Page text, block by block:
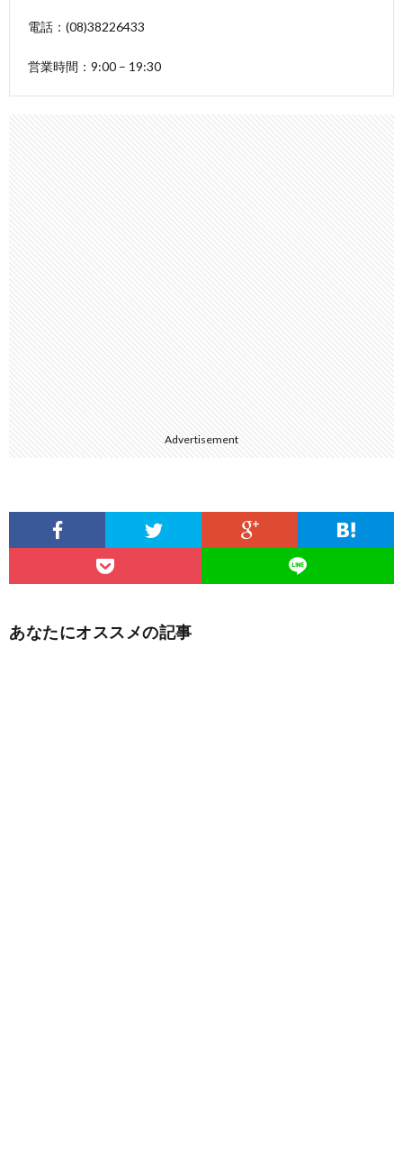
電話：(08)38226433
営業時間：9:00 – 19:30
Advertisement
あなたにオススメの記事